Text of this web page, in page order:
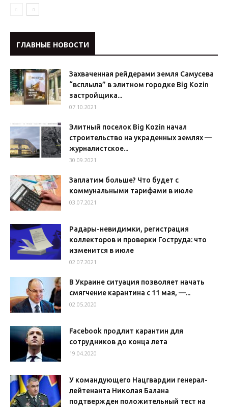
ГЛАВНЫЕ НОВОСТИ
Захваченная рейдерами земля Самусева
“всплыла” в элитном городке Big Kozin
застройщика...
07.10.2021
Элитный поселок Big Kozin начал
строительство на украденных землях —
журналистское...
30.09.2021
Заплатим больше? Что будет с
коммунальными тарифами в июле
03.07.2021
Радары-невидимки, регистрация
коллекторов и проверки Гоструда: что
изменится в июле
02.07.2021
В Украине ситуация позволяет начать
смягчение карантина с 11 мая, —...
02.05.2020
Facebook продлит карантин для
сотрудников до конца лета
19.04.2020
У командующего Нацгвардии генерал-
лейтенанта Николая Балана
подтвержден положительный тест на